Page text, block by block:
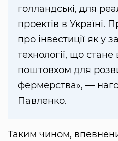
голландські, для
проектів в Україні.
про інвестиції як у
технології, що
поштовхом для
фермерства», —
Павленко.
Таким чином,